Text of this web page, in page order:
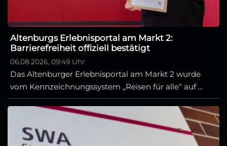
Altenburgs Erlebnisportal am Markt 2:
Barrierefreiheit offiziell bestätigt
06.08.2026, 09:49 Uhr
Das Altenburger Erlebnisportal am Markt 2 wurde
vom Kennzeichnungssystem „Reisen für alle“ auf ...